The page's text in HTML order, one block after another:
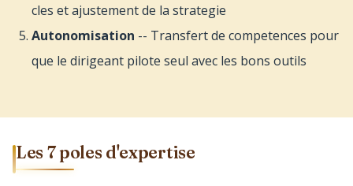
cles et ajustement de la strategie
Autonomisation -- Transfert de competences pour
que le dirigeant pilote seul avec les bons outils
Les 7 poles d'expertise